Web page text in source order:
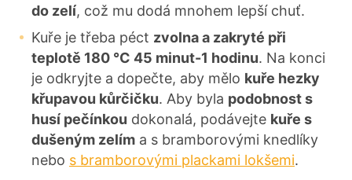
do zelí, což mu dodá mnohem lepší chuť.
Kuře je třeba péct zvolna a zakryté při
teplotě 180 °C 45 minut-1 hodinu. Na konci
je odkryjte a dopečte, aby mělo kuře hezky
křupavou kůrčičku. Aby byla podobnost s
husí pečínkou dokonalá, podávejte kuře s
dušeným zelím a s bramborovými knedlíky
nebo s bramborovými plackami lokšemi.